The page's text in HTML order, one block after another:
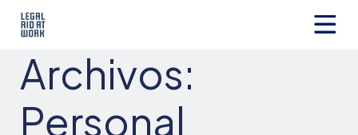
Aid
at
Archivos:
Personal